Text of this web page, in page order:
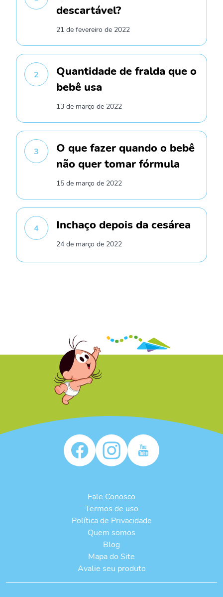
descartável?
21 de fevereiro de 2022
2
Quantidade de fralda que o
bebê usa
13 de março de 2022
3
O que fazer quando o bebê
não quer tomar fórmula
15 de março de 2022
4 Inchaço depois da cesárea
24 de março de 2022
Fale Conosco
Termos de uso
Política de Privacidade
Quem somos
Blog
Mapa do Site
Avalie seu produto